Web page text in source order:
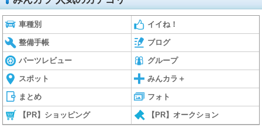
車種別 イイね！
整備手帳 ブログ
パーツレビュー グループ
スポット みんカラ＋
まとめ フォト
【PR】ショッピング 【PR】オークション